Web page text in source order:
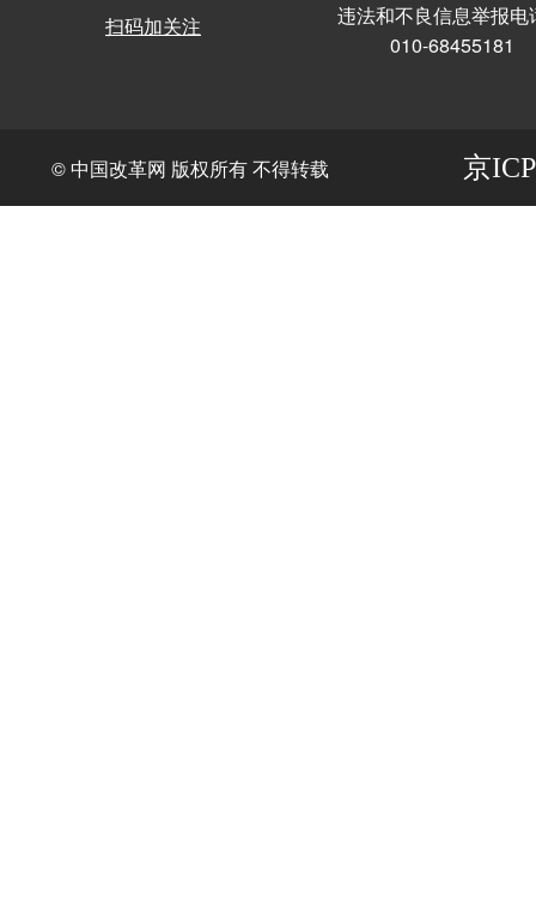
扫码加关注
违法和不良信息举报电
010-68455181
© 中国改革网 版权所有 不得转载 京